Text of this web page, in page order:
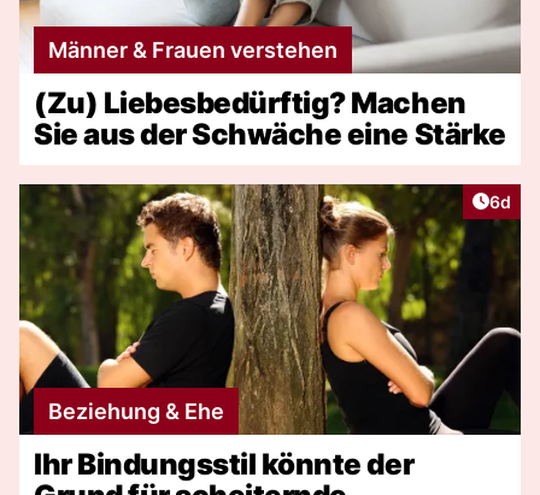
Männer & Frauen verstehen
(Zu) Liebesbedürftig? Machen
Sie aus der Schwäche eine Stärke
6d
Beziehung & Ehe
Ihr Bindungsstil könnte der